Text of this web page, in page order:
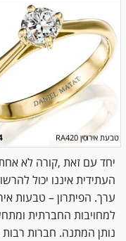
טבעת אירוסין RA420
יחד עם זאת ,קורה לא אחת
העתידית איננו יכול
ערך. הפיתרון – טבעות
למחויבות החברתית
נותן המתנה. חברות רבות